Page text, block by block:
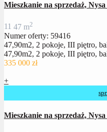
Mieszkanie na sprzedaż,
11 47 m2
Numer oferty: 59416
47,90m2, 2 pokoje, III piętro,
47,90m2, 2 pokoje, III piętro,
335 000 zł
+
Mieszkanie na sprzedaż,